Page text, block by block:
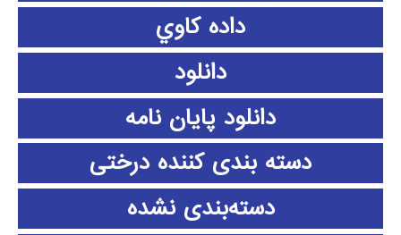
داده كاوي
دانلود
دانلود پايان نامه
دسته بندی کننده درختی
دسته‌بندی نشده